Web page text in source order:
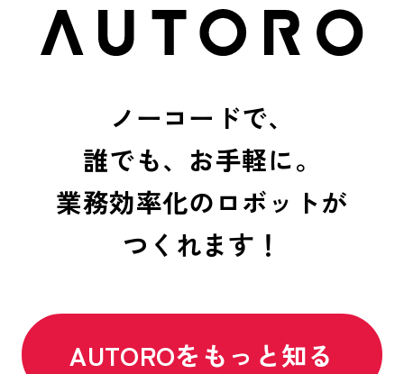
ノーコードで、
誰でも、お手軽に。
業務効率化のロボットが
つくれます！
AUTOROをもっと知る